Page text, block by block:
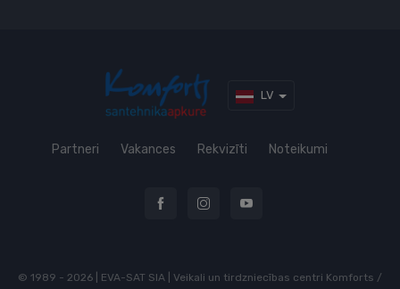
LV
Partneri Vakances Rekvizīti Noteikumi
© 1989 - 2026 | EVA-SAT SIA | Veikali un tirdzniecības centri Komforts /